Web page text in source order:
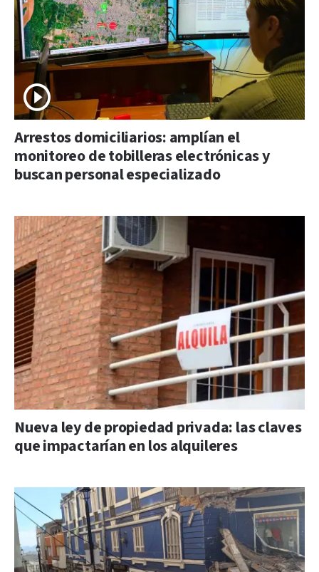
Arrestos domiciliarios: amplían el
monitoreo de tobilleras electrónicas y
buscan personal especializado
Nueva ley de propiedad privada: las claves
que impactarían en los alquileres